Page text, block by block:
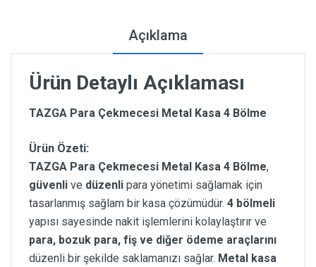
Açıklama
Ürün Detaylı Açıklaması
TAZGA Para Çekmecesi Metal Kasa 4 Bölme
Ürün Özeti:
TAZGA Para Çekmecesi Metal Kasa 4 Bölme,
güvenli ve düzenli para yönetimi sağlamak için
tasarlanmış sağlam bir kasa çözümüdür. 4 bölmeli
yapısı sayesinde nakit işlemlerini kolaylaştırır ve
para, bozuk para, fiş ve diğer ödeme araçlarını
düzenli bir şekilde saklamanızı sağlar. Metal kasa